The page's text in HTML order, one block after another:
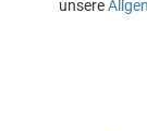
unsere